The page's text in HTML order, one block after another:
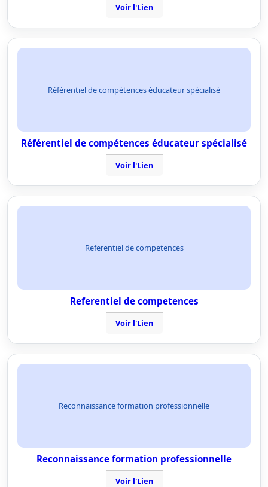
Voir l'Lien
Référentiel de compétences éducateur spécialisé
Référentiel de compétences éducateur spécialisé
Voir l'Lien
Referentiel de competences
Referentiel de competences
Voir l'Lien
Reconnaissance formation professionnelle
Reconnaissance formation professionnelle
Voir l'Lien